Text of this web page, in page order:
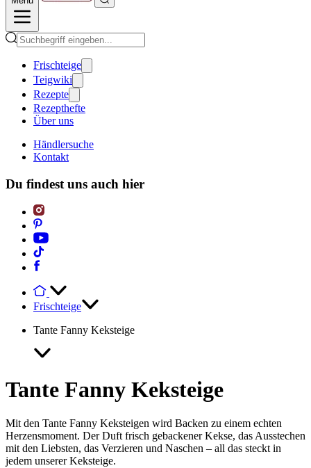
Frischteige
Teigwiki
Rezepte
Rezepthefte
Über uns
Händlersuche
Kontakt
Du findest uns auch hier
Frischteige
Tante Fanny Keksteige
Tante Fanny Keksteige
Mit den Tante Fanny Keksteigen wird Backen zu einem echten
Herzensmoment. Der Duft frisch gebackener Kekse, das Ausstechen
mit den Liebsten, das Verzieren und Naschen – all das steckt in
jedem unserer Keksteige.